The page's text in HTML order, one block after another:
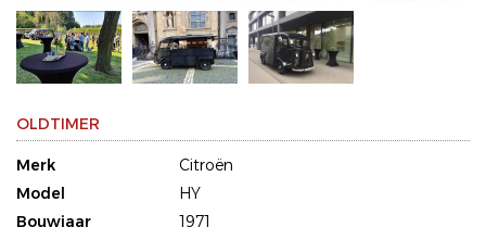
OLDTIMER
Merk
Citroën
Model
HY
Bouwjaar
1971